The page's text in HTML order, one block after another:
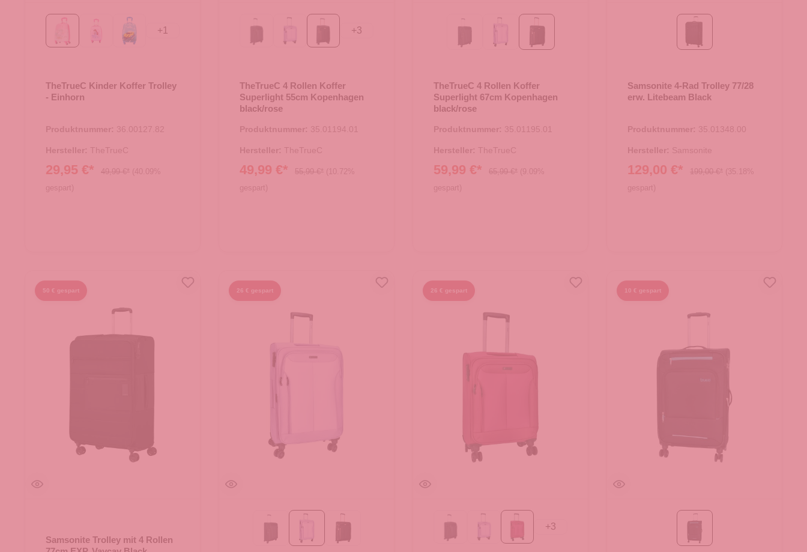
EinhornPrinzessinRace
+1
TheTrueC Kinder Koffer Trolley
- Einhorn
Produktnummer: 36.00127.82
Hersteller: TheTrueC
29,95 €* 49,99 €* (40.09%
gespart)
black/rose
+3
TheTrueC 4 Rollen Koffer
Superlight 55cm Kopenhagen
black/rose
Produktnummer: 35.01194.01
Hersteller: TheTrueC
49,99 €* 55,99 €* (10.72%
gespart)
TheTrueC 4 Rollen Koffer
Superlight 67cm Kopenhagen
black/rose
Produktnummer: 35.01195.01
Hersteller: TheTrueC
59,99 €* 65,99 €* (9.09%
gespart)
Samsonite 4-Rad Trolley 77/28
erw. Litebeam Black
Produktnummer: 35.01348.00
Hersteller: Samsonite
129,00 €* 199,00 €* (35.18%
gespart)
50 € gespart
Samsonite Trolley mit 4 Rollen
26 € gespart 26 € gespart
+3
10 € gespart